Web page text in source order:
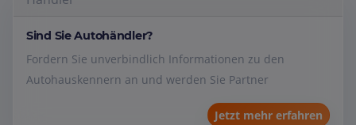
Sind Sie Autohändler?
Fordern Sie unverbindlich Informationen zu den
Autohauskennern an und werden Sie Partner
Jetzt mehr erfahren